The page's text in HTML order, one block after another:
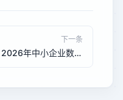
下一条
2026年中小企业数字化转型：AI优化与GEO优化的优秀的实践路径